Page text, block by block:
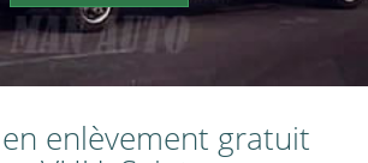
enlèvement gratuit